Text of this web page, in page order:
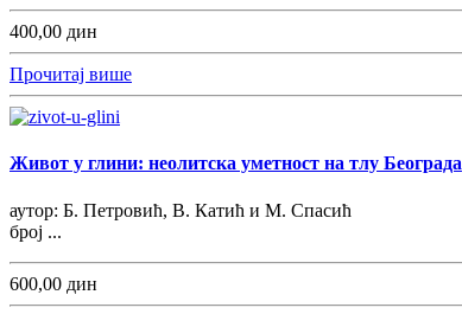
400,00 дин
Прочитај више
Живот у глини: неолитска уметност на тлу Београда
аутор: Б. Петровић, В. Катић и М. Спасић
број ...
600,00 дин